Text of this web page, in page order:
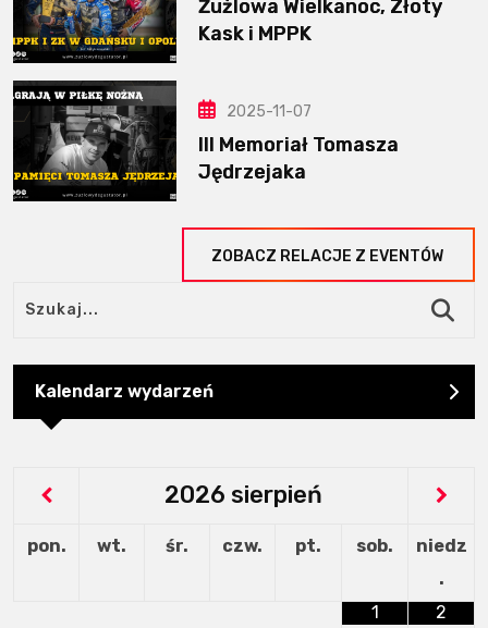
Żużlowa Wielkanoc, Złoty
Kask i MPPK
2025-11-07
III Memoriał Tomasza
Jędrzejaka
ZOBACZ RELACJE Z EVENTÓW
Kalendarz wydarzeń
2026 sierpień
pon. wt. śr. czw. pt. sob.
niedz
.
1
2